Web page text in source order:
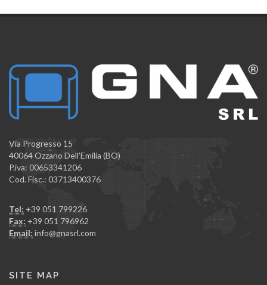
Via Progresso 15
40064 Ozzano Dell'Emilia (BO)
P.iva: 00653341206
Cod. Fisc.: 03713400376
Tel: +39 051 799226
Fax: +39 051 796962
Email: info@gnasrl.com
SITE MAP